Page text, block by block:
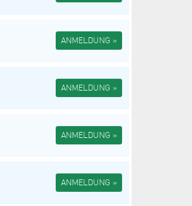
ANMELDUNG »
ANMELDUNG »
ANMELDUNG »
ANMELDUNG »